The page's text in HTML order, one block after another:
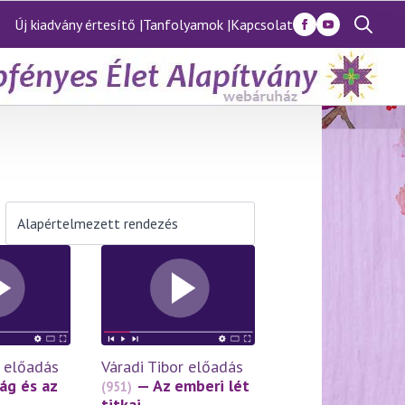
Új kiadvány értesítő |Tanfolyamok |Kapcsolat
Search
for:
és az
Váradi Tibor előadás
(951) — Az emberi lét